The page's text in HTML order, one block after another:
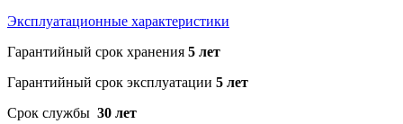
Эксплуатационные характеристики
Гарантийный срок хранения 5 лет
Гарантийный срок эксплуатации 5 лет
Срок службы 30 лет